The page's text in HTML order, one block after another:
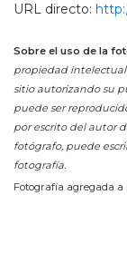
URL directo:
Sobre el uso de la
propiedad intelectual
sitio autorizando su
puede ser
por escrito del autor
fotógrafo, puede
fotografía.
Fotografía agregada a